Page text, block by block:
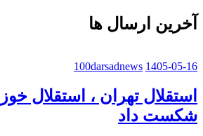
آخرین ارسال ها
100darsadnews 1405-05-16
استقلال تهران ، استقلال
شکست داد